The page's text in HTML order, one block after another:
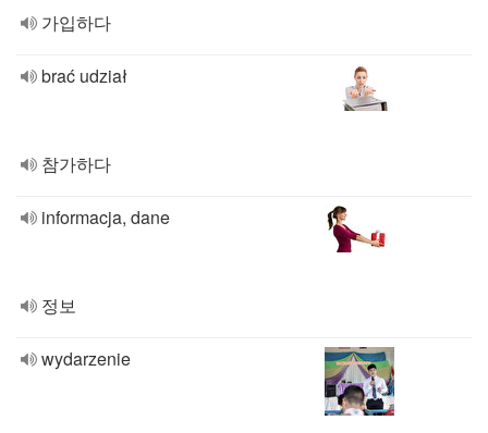
가입하다
brać udział
참가하다
informacja, dane
정보
wydarzenie